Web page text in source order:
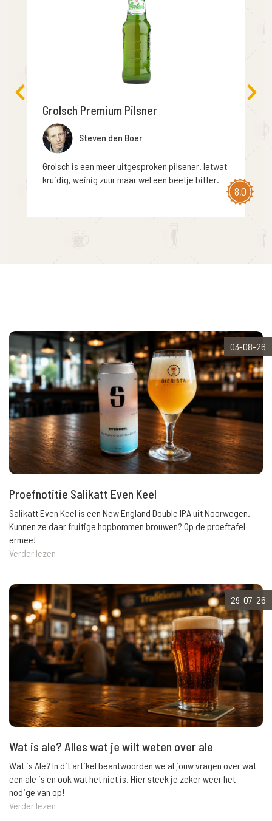
8,0
Grolsch Premium Pilsner
Steven den Boer
Grolsch is een meer uitgesproken pilsener. Ietwat
kruidig, weinig zuur maar wel een beetje bitter.
03-08-26
Proefnotitie Salikatt Even Keel
Salikatt Even Keel is een New England Double IPA uit Noorwegen.
Kunnen ze daar fruitige hopbommen brouwen? Op de proeftafel
ermee!
Verder lezen
29-07-26
Wat is ale? Alles wat je wilt weten over ale
Wat is Ale? In dit artikel beantwoorden we al jouw vragen over wat
een ale is en ook wat het niet is. Hier steek je zeker weer het
nodige van op!
Verder lezen